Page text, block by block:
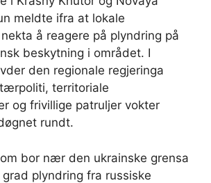
meldte ifra at lokale
å reagere på plyndring på
beskytning i området. I
den regionale regjeringa
territoriale
og frivillige patruljer vokter
rundt.
bor nær den ukrainske grensa
plyndring fra russiske